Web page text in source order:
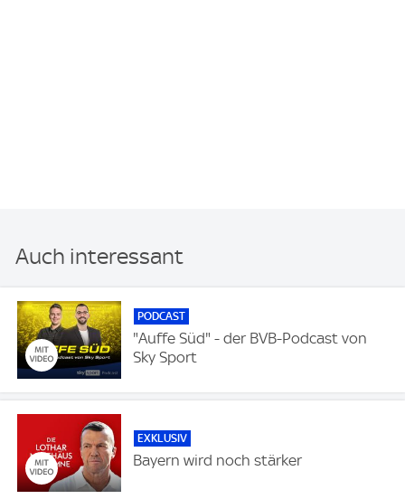
Auch interessant
PODCAST
"Auffe Süd" - der BVB-Podcast von
Sky Sport
EXKLUSIV
Bayern wird noch stärker